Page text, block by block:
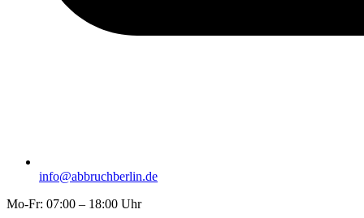
info@abbruchberlin.de
Mo-Fr: 07:00 – 18:00 Uhr